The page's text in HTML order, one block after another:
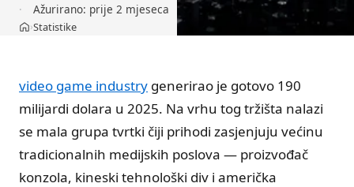
Ažurirano: prije 2 mjeseca
Početna
›Statistike
video game industry generirao je gotovo 190
milijardi dolara u 2025. Na vrhu tog tržišta nalazi
se mala grupa tvrtki čiji prihodi zasjenjuju većinu
tradicionalnih medijskih poslova — proizvođač
konzola, kineski tehnološki div i američka